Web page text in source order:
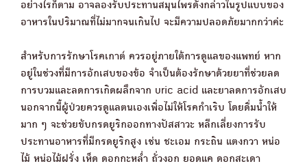
อย่างไรก็ตาม อาจลองรับประทานสมุนไพรดังกล่าวในรูปแบบของ
อาหารในปริมาณที่ไม่มากจนเกินไป จะมีความปลอดภัยมากกว่าค่ะ
สำหรับการรักษาโรคเกาต์ ควรอยู่ภายใต้การดูแลของแพทย์ หาก
อยู่ในช่วงที่มีการอักเสบของข้อ จำเป็นต้องรักษาด้วยยาที่ช่วยลด
การบวมและลดการเกิดผลึกจาก uric acid และยาลดการอักเสบ
นอกจากนี้ผู้ป่วยควรดูแลตนเองเพื่อไม่ให้โรคกำเริบ โดยดื่มน้ำให้
มาก ๆ จะช่วยขับกรดยูริกออกทางปัสสาวะ หลีกเลี่ยงการรับ
ประทานอาหารที่มีกรดยูริกสูง เช่น ชะเอม กระถิน แตงกวา หน่อ
ไม้ หน่อไม้ฝรั่ง เห็ด ดอกกะหล่ำ ถั่วงอก ยอดแค ดอกสะเดา